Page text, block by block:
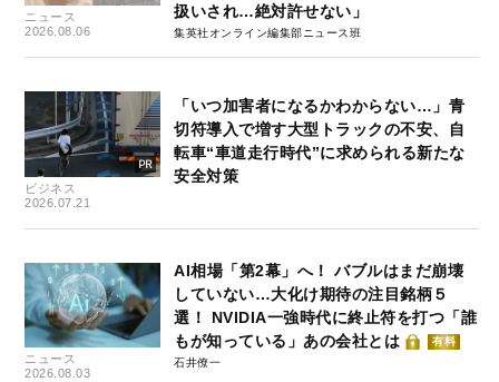
ニュース
2026.08.06
扱いされ…絶対許せない」
集英社オンライン編集部ニュース班
ビジネス
2026.07.21
「いつ加害者になるかわからない…」青
切符導入で増す大型トラックの不安、自
転車“車道走行時代”に求められる新たな
安全対策
ニュース
2026.08.03
AI相場「第2幕」へ！ バブルはまだ崩壊
していない…大化け期待の注目銘柄５
選！ NVIDIA一強時代に終止符を打つ「誰
もが知っている」あの会社とは
有料
石井僚一